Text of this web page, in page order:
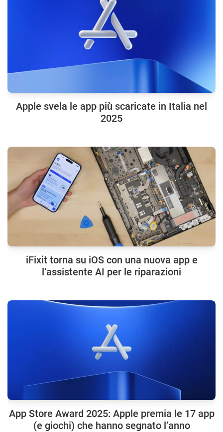
Apple svela le app più scaricate in Italia nel
2025
iFixit torna su iOS con una nuova app e
l’assistente AI per le riparazioni
App Store Award 2025: Apple premia le 17 app
(e giochi) che hanno segnato l’anno